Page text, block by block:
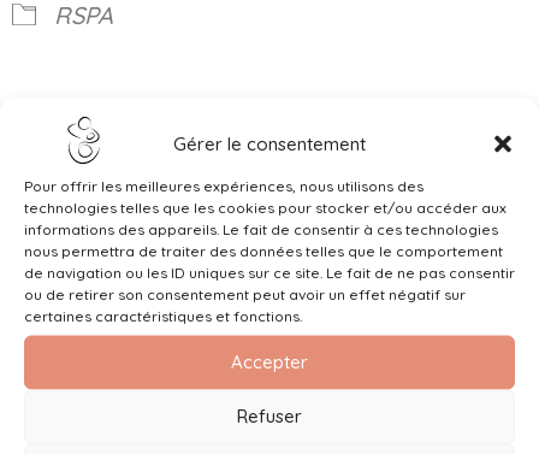
Gérer le consentement
Pour offrir les meilleures expériences, nous utilisons des
technologies telles que les cookies pour stocker et/ou accéder aux
informations des appareils. Le fait de consentir à ces technologies
nous permettra de traiter des données telles que le comportement
de navigation ou les ID uniques sur ce site. Le fait de ne pas consentir
ou de retirer son consentement peut avoir un effet négatif sur
certaines caractéristiques et fonctions.
Accepter
Refuser
RSPA
RSPA